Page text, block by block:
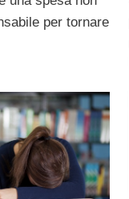
per tornare